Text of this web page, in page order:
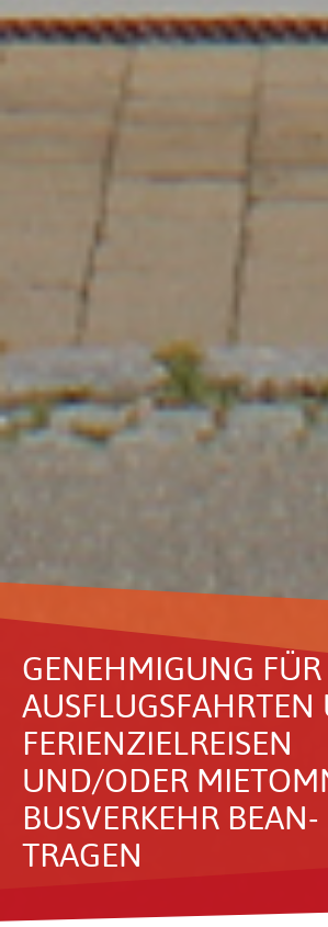
GENEH­MI­GUNG FÜR
FERI­EN­ZIEL­REISEN
UND/ODER
BUS­VER­KEHR BEAN­
TRAGEN